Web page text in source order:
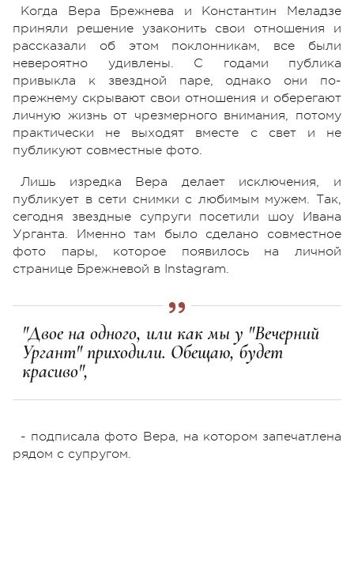
Когда Вера Брежнева и Константин Меладзе
приняли решение узаконить свои отношения и
рассказали об этом поклонникам, все были
невероятно удивлены. С годами публика
привыкла к звездной паре, однако они по-
прежнему скрывают свои отношения и оберегают
личную жизнь от чрезмерного внимания, потому
практически не выходят вместе с свет и не
публикуют совместные фото.
Лишь изредка Вера делает исключения, и
публикует в сети снимки с любимым мужем. Так,
сегодня звездные супруги посетили шоу Ивана
Урганта. Именно там было сделано совместное
фото пары, которое появилось на личной
странице Брежневой в Instagram.
"Двое на одного, или как мы у "Вечерний
Ургант" приходили. Обещаю, будет
красиво",
- подписала фото Вера, на котором запечатлена
рядом с супругом.